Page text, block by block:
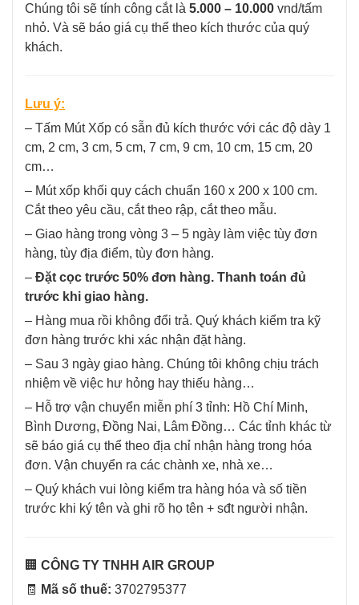
Chúng tôi sẽ tính công cắt là 5.000 – 10.000 vnd/tấm
nhỏ. Và sẽ báo giá cụ thể theo kích thước của quý
khách.
Lưu ý:
– Tấm Mút Xốp có sẵn đủ kích thước với các độ dày 1
cm, 2 cm, 3 cm, 5 cm, 7 cm, 9 cm, 10 cm, 15 cm, 20
cm…
– Mút xốp khối quy cách chuẩn 160 x 200 x 100 cm.
Cắt theo yêu cầu, cắt theo rập, cắt theo mẫu.
– Giao hàng trong vòng 3 – 5 ngày làm việc tùy đơn
hàng, tùy địa điểm, tùy đơn hàng.
– Đặt cọc trước 50% đơn hàng. Thanh toán đủ
trước khi giao hàng.
– Hàng mua rồi không đổi trả. Quý khách kiểm tra kỹ
đơn hàng trước khi xác nhận đặt hàng.
– Sau 3 ngày giao hàng. Chúng tôi không chịu trách
nhiệm về việc hư hỏng hay thiếu hàng…
– Hỗ trợ vận chuyển miễn phí 3 tỉnh: Hồ Chí Minh,
Bình Dương, Đồng Nai, Lâm Đồng… Các tỉnh khác từ
sẽ báo giá cụ thể theo địa chỉ nhận hàng trong hóa
đơn. Vận chuyển ra các chành xe, nhà xe…
– Quý khách vui lòng kiểm tra hàng hóa và số tiền
trước khi ký tên và ghi rõ họ tên + sđt người nhận.
🏢 CÔNG TY TNHH AIR GROUP
🧾
Mã số thuế: 3702795377